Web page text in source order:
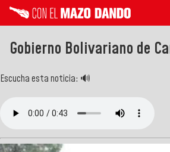
Gobierno Bolivariano de
Escucha esta noticia: 🔊